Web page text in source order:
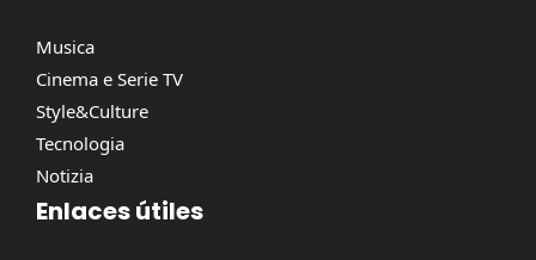
Musica
Cinema e Serie TV
Style&Culture
Tecnologia
Notizia
Enlaces útiles